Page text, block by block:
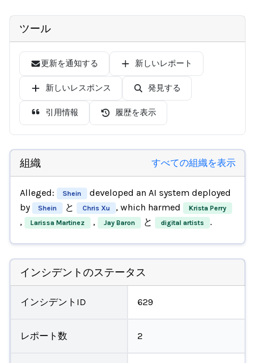
ツール
更新を通知する 新しいレポート
新しいレスポンス 発見する
引用情報 履歴を表示
組織 すべての組織を表示
Alleged: Shein
developed an AI system deployed
by
Shein と Chris Xu , which harmed Krista Perry
, Larissa Martinez , Jay Baron と digital artists .
インシデントのステータス
インシデントID 629
レポート数 2